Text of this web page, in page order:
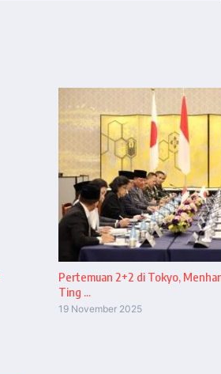
Pertemuan 2+2 di Tokyo,
Ting ...
19 November 2025